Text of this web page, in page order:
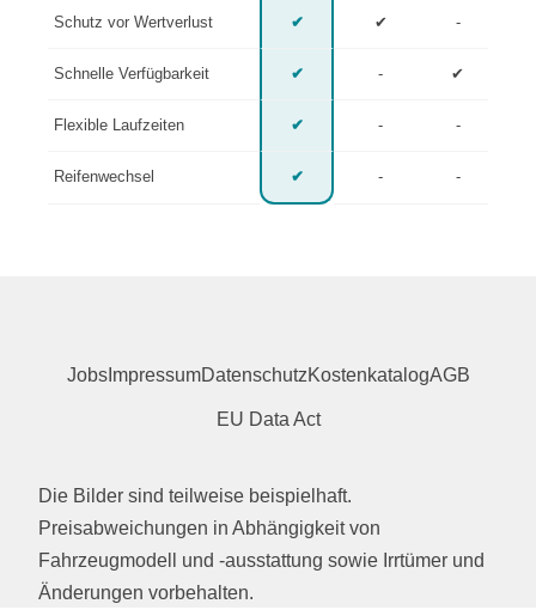
Schutz vor Wertverlust ✔ ✔ -
Schnelle Verfügbarkeit ✔ - ✔
Flexible Laufzeiten ✔ - -
Reifenwechsel ✔ - -
JobsImpressumDatenschutzKostenkatalogAGB
EU Data Act
Die Bilder sind teilweise beispielhaft.
Preisabweichungen in Abhängigkeit von
Fahrzeugmodell und -ausstattung sowie Irrtümer und
Änderungen vorbehalten.